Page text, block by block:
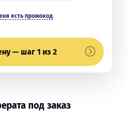
есть промокод
— шаг 1 из 2
под заказ